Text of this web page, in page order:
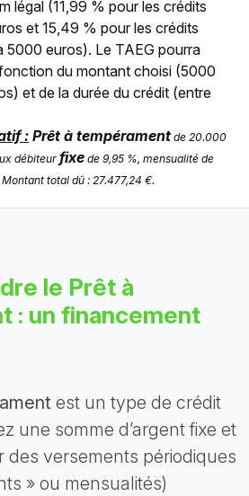
légal (11,99 % pour les crédits
et 15,49 % pour les crédits
5000 euros). Le TAEG pourra
du montant choisi (5000
et de la durée du crédit (entre
: Prêt à tempérament de 20.000
débiteurfixe de 9,95 %, mensualité de
Montant total dû : 27.477,24 €.
le Prêt à
: un financement
est un type de crédit
une somme d’argent fixe et
des versements périodiques
» ou mensualités)